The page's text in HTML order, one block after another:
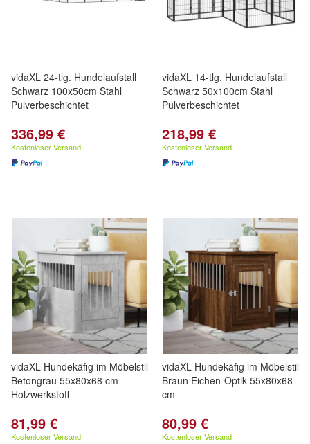
vidaXL 24-tlg. Hundelaufstall
Schwarz 100x50cm Stahl
Pulverbeschichtet
336,99 €
Kostenloser Versand
vidaXL 14-tlg. Hundelaufstall
Schwarz 50x100cm Stahl
Pulverbeschichtet
218,99 €
Kostenloser Versand
vidaXL Hundekäfig im Möbelstil
Betongrau 55x80x68 cm
Holzwerkstoff
81,99 €
Kostenloser Versand
vidaXL Hundekäfig im Möbelstil
Braun Eichen-Optik 55x80x68
cm
80,99 €
Kostenloser Versand